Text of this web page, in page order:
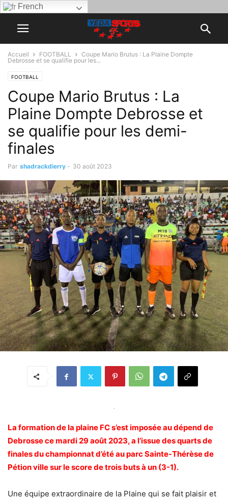
French
Accueil FOOTBALL
Coupe Mario Brutus : La Plaine Dompte
Debrosse et se qualifie pour les...
FOOTBALL
Coupe Mario Brutus : La
Plaine Dompte Debrosse et
se qualifie pour les demi-
finales
Par shadrackdierry - 30 août 2023
La formation de la plaine FC s’est imposée au dépend de
Debrosse ce mardi 29 août 2023, a l’issue des quarts de
finales du championnat d’été au parc Sainte-Thérèse de
Pétion ville sur le score de trois buts à un (3-1).
Une équipe extraordinaire de la Plaine qui se fait plaisir et